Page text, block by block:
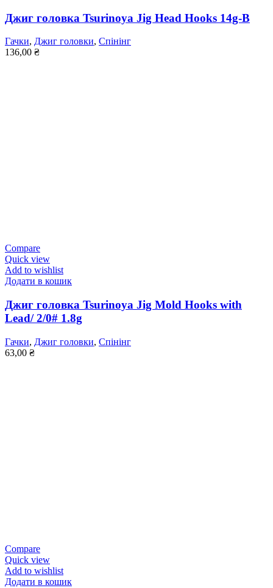
Джиг головка Tsurinoya Jig Head Hooks 14g-B
Гачки, Джиг головки, Спінінг
136,00 ₴
Compare
Quick view
Add to wishlist
Додати в кошик
Джиг головка Tsurinoya Jig Mold Hooks with
Lead/ 2/0# 1.8g
Гачки, Джиг головки, Спінінг
63,00 ₴
Compare
Quick view
Add to wishlist
Додати в кошик